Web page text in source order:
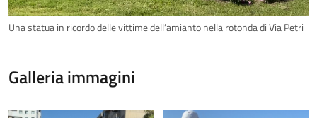
Una statua in ricordo delle vittime dell’amianto nella rotonda di Via Petri
Galleria immagini